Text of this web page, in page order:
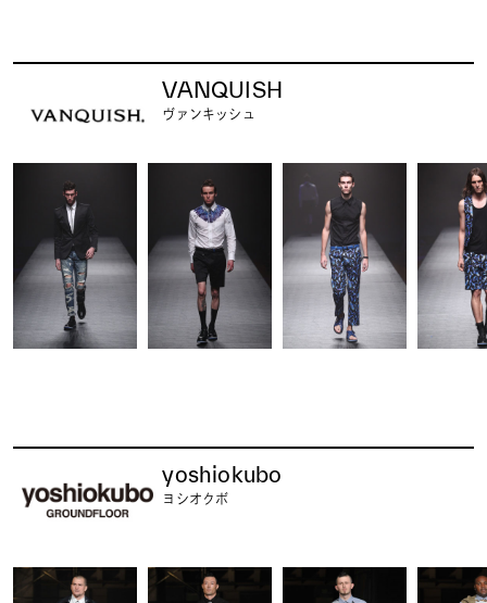
VANQUISH
ヴァンキッシュ
yoshiokubo
ヨシオクボ